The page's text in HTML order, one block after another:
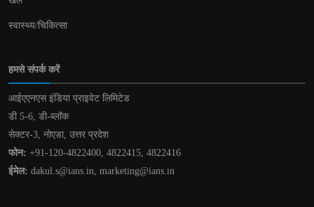
स्वास्थ्य/चिकित्सा
हमसे संपर्क करें
आईएएनएस इंडिया प्राइवेट लिमिटेड
डी 5-6, डी-ब्लॉक
सेक्टर-3, नोएडा, उत्तर प्रदेश
फोन: +91-120-4822400, 4822415, 4822416
ईमेल: dakul.s@ians.in, marketing@ians.in